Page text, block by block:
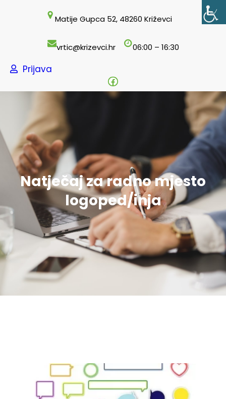
Matije Gupca 52, 48260 Križevci
vrtic@krizevci.hr 06:00 – 16:30
Prijava
Facebook
Natječaj za radno mjesto
logoped/inja